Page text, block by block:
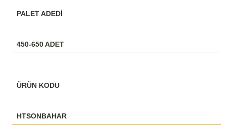
PALET ADEDİ
450-650 ADET
ÜRÜN KODU
HTSONBAHAR